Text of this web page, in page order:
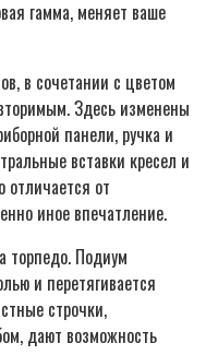
гамма, меняет ваше
в сочетании с цветом
Здесь изменены
панели, ручка и
вставки кресел и
отличается от
иное впечатление.
торпедо. Подиум
и перетягивается
строчки,
дают возможность